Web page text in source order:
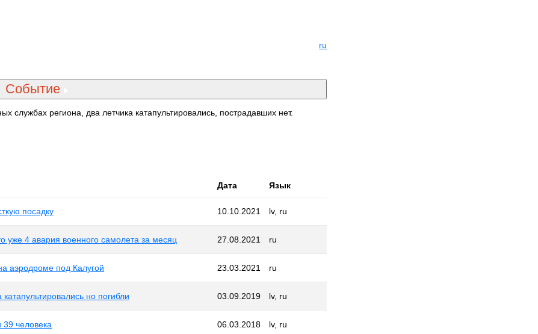
ru
Событие
региона, два летчика катапультировались, пострадавших нет.
Дата Язык
посадку 10.10.2021 lv, ru
4 авария военного самолета за месяц 27.08.2021 ru
аэродроме под Калугой 23.03.2021 ru
но погибли 03.09.2019 lv, ru
человека 06.03.2018 lv, ru